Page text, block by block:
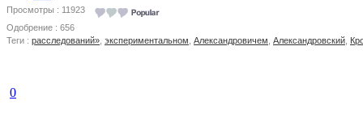
Просмотры : 11923
Одобрение : 656
Теги : расследований» экспериментальном Александровичем Александровский
0